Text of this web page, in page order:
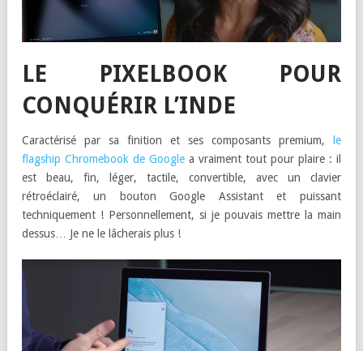
LE PIXELBOOK POUR
CONQUÉRIR L’INDE
Caractérisé par sa finition et ses composants premium,
le
flagship Chromebook de Google a vraiment tout pour plaire : il
est beau, fin, léger, tactile, convertible, avec un clavier
rétroéclairé, un bouton Google Assistant et puissant
techniquement ! Personnellement, si je pouvais mettre la main
dessus… Je ne le lâcherais plus !